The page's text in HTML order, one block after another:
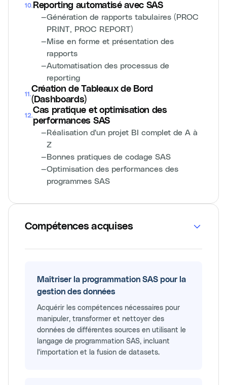
10. Reporting automatisé avec SAS
—Génération de rapports tabulaires (PROC
PRINT, PROC REPORT)
—Mise en forme et présentation des
rapports
—Automatisation des processus de
reporting
11 .
Création de Tableaux de Bord
(Dashboards)
12.
Cas pratique et optimisation des
performances SAS
—Réalisation d'un projet BI complet de A à
Z
—Bonnes pratiques de codage SAS
—Optimisation des performances des
programmes SAS
Compétences acquises
Maîtriser la programmation SAS pour la
gestion des données
Acquérir les compétences nécessaires pour
manipuler, transformer et nettoyer des
données de différentes sources en utilisant le
langage de programmation SAS, incluant
l'importation et la fusion de datasets.